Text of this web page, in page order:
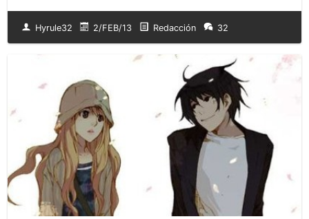
Hyrule32 2/FEB/13 Redacción 32